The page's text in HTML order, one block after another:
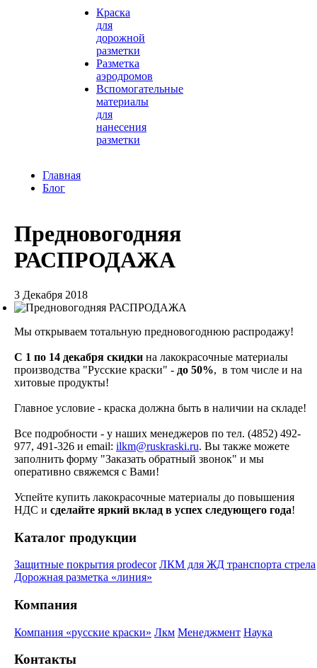
Краска
для
дорожной
разметки
Разметка
аэродромов
Вспомогательные
материалы
для
нанесения
разметки
Главная
Блог
Предновогодняя
РАСПРОДАЖА
3 Декабря 2018
Мы открываем тотальную предновогоднюю распродажу!
С 1 по 14 декабря скидки на лакокрасочные материалы
производства "Русские краски" - до 50%, в том числе и на
хитовые продукты!
Главное условие - краска должна быть в наличии на складе!
Все подробности - у наших менеджеров по тел. (4852) 492-
977, 491-326 и email: ilkm@ruskraski.ru. Вы также можете
заполнить форму "Заказать обратный звонок" и мы
оперативно свяжемся с Вами!
Успейте купить лакокрасочные материалы до повышения
НДС и сделайте яркий вклад в успех следующего года!
Каталог продукции
Защитные покрытия prodecor ЛКМ для ЖД транспорта стрела
Дорожная разметка «линия»
Компания
Компания «русские краски» Лкм Менеджмент Наука
Контакты